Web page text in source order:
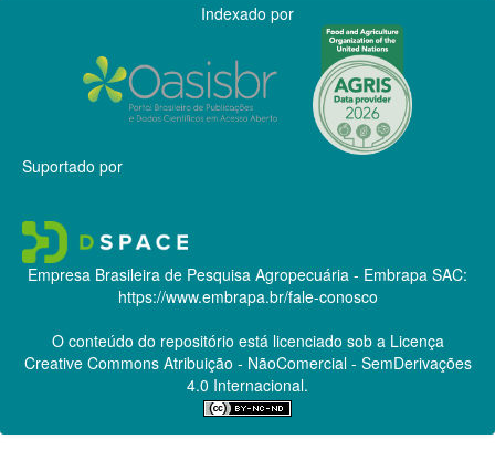
Indexado por
Suportado por
Empresa Brasileira de Pesquisa Agropecuária - Embrapa SAC:
https://www.embrapa.br/fale-conosco
O conteúdo do repositório está licenciado sob a Licença
Creative CommonsAtribuição - NãoComercial - SemDerivações
4.0 Internacional.